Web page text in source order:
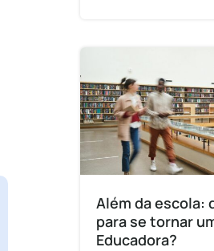
Além da escola:
para se tornar
Educadora?